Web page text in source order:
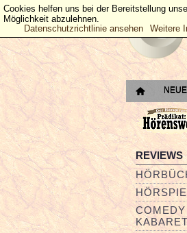
REVIEWS
COMEDY
Cookies helfen uns bei der Bereitstellung
Möglichkeit abzulehnen.
Datenschutzrichtlinie ansehen
Weitere